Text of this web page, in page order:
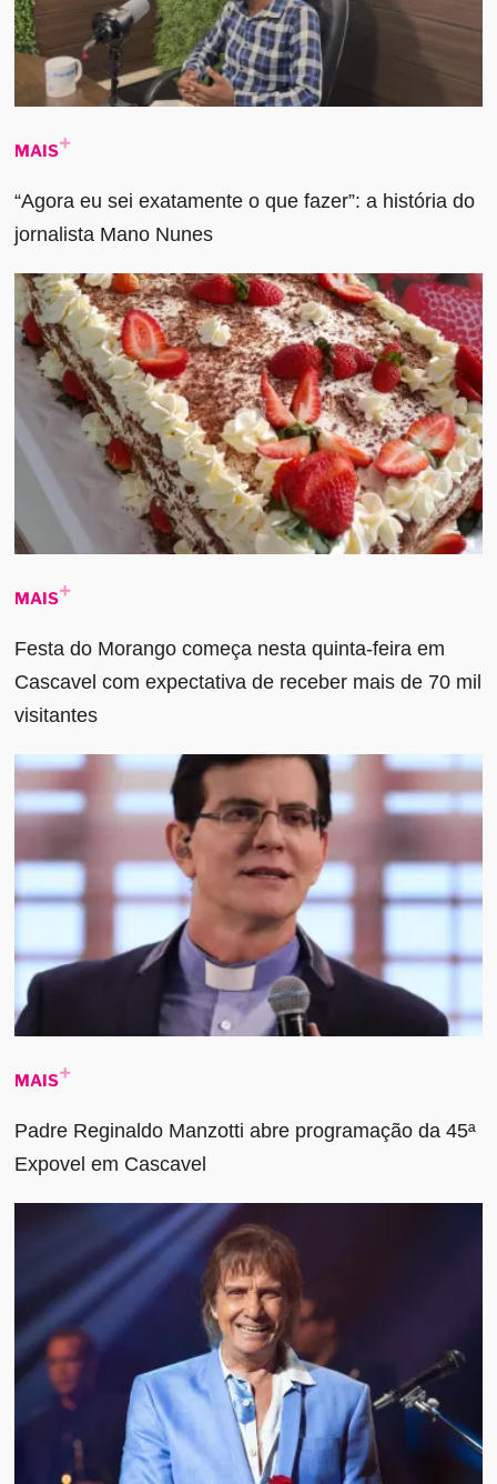
MAIS
“Agora eu sei exatamente o que fazer”: a história do
jornalista Mano Nunes
MAIS
Festa do Morango começa nesta quinta-feira em
Cascavel com expectativa de receber mais de 70 mil
visitantes
MAIS
Padre Reginaldo Manzotti abre programação da 45ª
Expovel em Cascavel